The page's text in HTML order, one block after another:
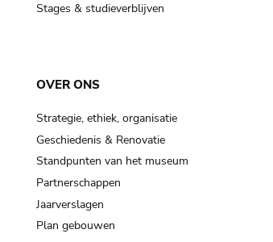
Stages & studieverblijven
OVER ONS
Strategie, ethiek, organisatie
Geschiedenis & Renovatie
Standpunten van het museum
Partnerschappen
Jaarverslagen
Plan gebouwen